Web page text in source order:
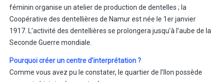
féminin organise un atelier de production de dentelles ; la
Coopérative des dentellières de Namur est née le 1er janvier
1917. L’activité des dentellières se prolongera jusqu’à l’aube de la
Seconde Guerre mondiale.
Pourquoi créer un centre d’interprétation ?
Comme vous avez pu le constater, le quartier de l’Ilon possède